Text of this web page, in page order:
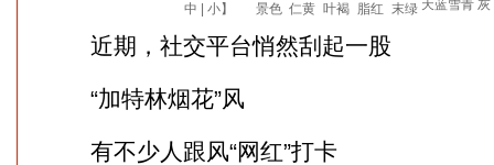
中
小】
景色
近期，社交平台悄然刮起一股
“加特林烟花”风
有不少人跟风“网红”打卡